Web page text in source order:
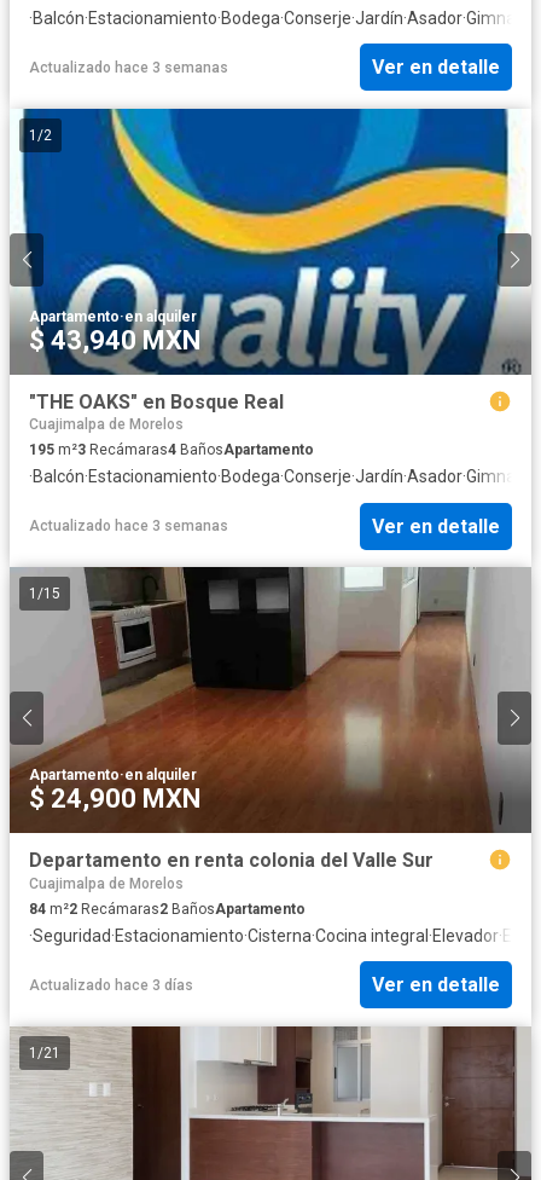
·Balcón·Estacionamiento·Bodega·Conserje·Jardín·Asador·Gimnasio
Actualizado hace 3 semanas Ver en detalle
1 /2
Apartamento·en alquiler
$ 43,940 MXN
"THE OAKS" en Bosque Real
Cuajimalpa de Morelos
195 m²3 Recámaras4 BañosApartamento
·Balcón·Estacionamiento·Bodega·Conserje·Jardín·Asador·Gimnasio
Actualizado hace 3 semanas Ver en detalle
1 /15
Apartamento·en alquiler
$ 24,900 MXN
Departamento en renta colonia del Valle Sur
Cuajimalpa de Morelos
84 m²2 Recámaras2 BañosApartamento
·Seguridad·Estacionamiento·Cisterna·Cocina integral ·Elevador·
Actualizado hace 3 días Ver en detalle
1 /21